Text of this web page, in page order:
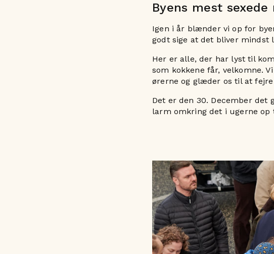
Byens mest
Igen i år blænder vi op for
godt sige at det bliver mindst
Her er alle, der har lyst til
som kokkene får, velkomne.
ørerne og glæder os til at
Det er den 30. December det
larm omkring det i ugerne op